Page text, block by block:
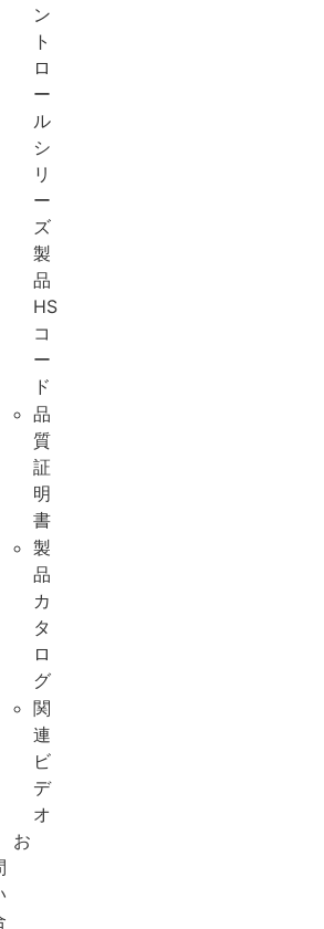
ン
ト
ロ
ー
ル
シ
リ
ー
ズ
製
品
HS
コ
ー
ド
品
質
証
明
書
製
品
カ
タ
ロ
グ
関
連
ビ
デ
オ
お